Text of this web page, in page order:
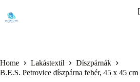
content
Home Lakástextil
Díszpárnák
B.E.S. Petrovice díszpárna fehér, 45 x 45 cm